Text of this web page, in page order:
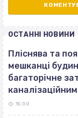
ОСТАННІ НОВИНИ
Пліснява та
мешканці
багаторічне
15:00